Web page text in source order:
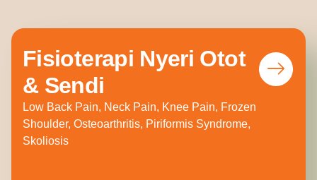
Fisioterapi Nyeri Otot
& Sendi
Low Back Pain, Neck Pain, Knee Pain, Frozen
Shoulder, Osteoarthritis, Piriformis Syndrome,
Skoliosis